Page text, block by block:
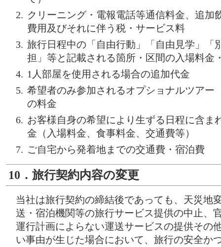
クリーニング・電報電話等通信料金、追加
費用及びそれに伴う税・サービス料
旅行日程中の「自由行動」「自由見学」「
担」等と記載される箇所・区間の入場料金
1人部屋を使用される場合の追加代金
希望者のみ参加されるオプショナルツアー
の料金
お客様自身の希望により生ずる日程に含ま
金（入場料金、食事料金、交通費等）
ご自宅から発着地までの交通費・宿泊費
10．旅行契約内容の変更
当社は旅行契約の締結後であっても、天災地
送・宿泊機関等の旅行サービス提供の中止、
運行計画によらない運送サービスの提供その
い事由が生じた場合において、旅行の安全か